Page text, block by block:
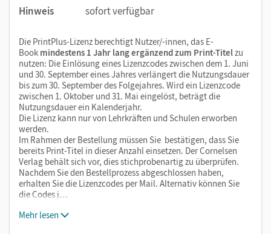
Hinweis
sofort verfügbar
Die PrintPlus-Lizenz berechtigt Nutzer/-innen, das E-
Book mindestens 1 Jahr lang ergänzend zum Print-Titelzu
nutzen: Die Einlösung eines Lizenzcodes zwischen dem 1. Juni
und 30. September eines Jahres verlängert die Nutzungsdauer
bis zum 30. September des Folgejahres. Wird ein Lizenzcode
zwischen 1. Oktober und 31. Mai eingelöst, beträgt die
Nutzungsdauer ein Kalenderjahr.
Die Lizenz kann nur von Lehrkräften und Schulen erworben
werden.
Im Rahmen der Bestellung müssen Sie bestätigen, dass Sie
bereits Print-Titel in dieser Anzahl einsetzen. Der Cornelsen
Verlag behält sich vor, dies stichprobenartig zu überprüfen.
Nachdem Sie den Bestellprozess abgeschlossen haben,
erhalten Sie die Lizenzcodes per Mail. Alternativ können Sie
die Codes j…
Mehr lesen